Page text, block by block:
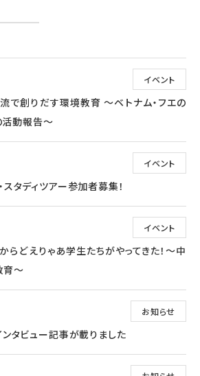
イベント
で創りだす環境教育 ～ベトナム・フエの
活動報告～
イベント
スタディツアー参加者募集！
イベント
らどえりゃあ学生たちがやってきた！～中
育～
お知らせ
タビュー記事が載りました